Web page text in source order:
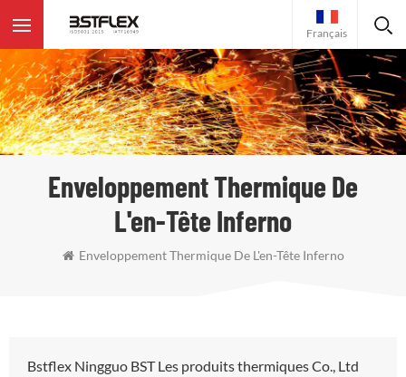
Français
Enveloppement Thermique De
L'en-Tête Inferno
Enveloppement Thermique De L'en-Tête Inferno
Bstflex Ningguo BST Les produits thermiques Co., Ltd